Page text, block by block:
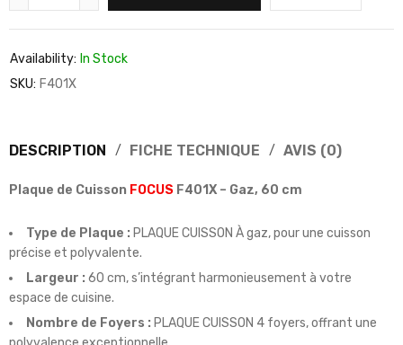
Availability: In Stock
SKU: F401X
DESCRIPTION FICHE TECHNIQUE AVIS (0)
Plaque de Cuisson FOCUS F401X – Gaz, 60 cm
Type de Plaque : PLAQUE CUISSON À gaz, pour une cuisson
précise et polyvalente.
Largeur : 60 cm, s’intégrant harmonieusement à votre
espace de cuisine.
Nombre de Foyers : PLAQUE CUISSON 4 foyers, offrant une